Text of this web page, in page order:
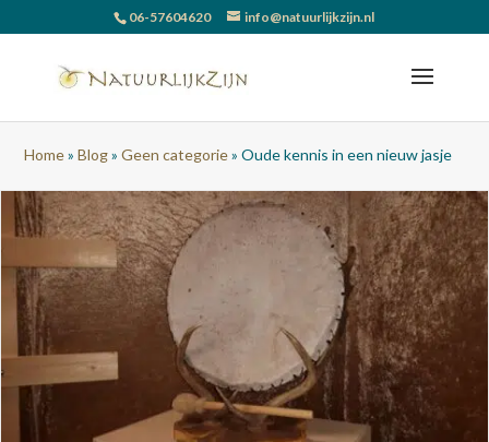
06-57604620 info@natuurlijkzijn.nl
Home»Blog»Geen categorie»Oude kennis in een nieuw jasje